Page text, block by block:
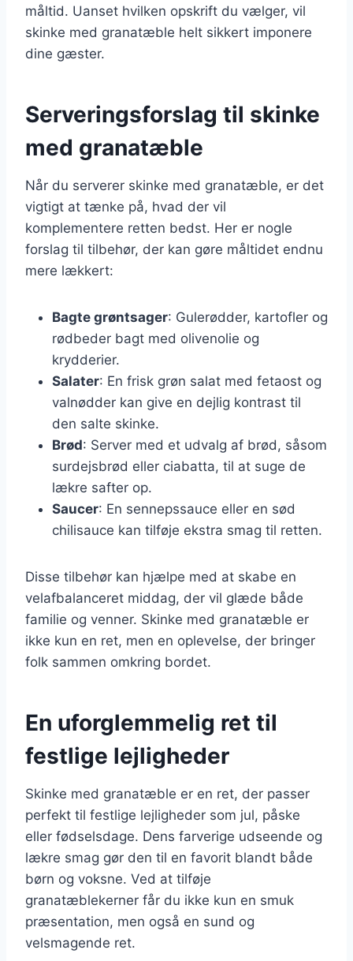
måltid. Uanset hvilken opskrift du vælger, vil
skinke med granatæble helt sikkert imponere
dine gæster.
Serveringsforslag til skinke
med granatæble
Når du serverer skinke med granatæble, er det
vigtigt at tænke på, hvad der vil
komplementere retten bedst. Her er nogle
forslag til tilbehør, der kan gøre måltidet endnu
mere lækkert:
Bagte grøntsager: Gulerødder, kartofler og
rødbeder bagt med olivenolie og
krydderier.
Salater: En frisk grøn salat med fetaost og
valnødder kan give en dejlig kontrast til
den salte skinke.
Brød: Server med et udvalg af brød, såsom
surdejsbrød eller ciabatta, til at suge de
lækre safter op.
Saucer: En sennepssauce eller en sød
chilisauce kan tilføje ekstra smag til retten.
Disse tilbehør kan hjælpe med at skabe en
velafbalanceret middag, der vil glæde både
familie og venner. Skinke med granatæble er
ikke kun en ret, men en oplevelse, der bringer
folk sammen omkring bordet.
En uforglemmelig ret til
festlige lejligheder
Skinke med granatæble er en ret, der passer
perfekt til festlige lejligheder som jul, påske
eller fødselsdage. Dens farverige udseende og
lækre smag gør den til en favorit blandt både
børn og voksne. Ved at tilføje
granatæblekerner får du ikke kun en smuk
præsentation, men også en sund og
velsmagende ret.